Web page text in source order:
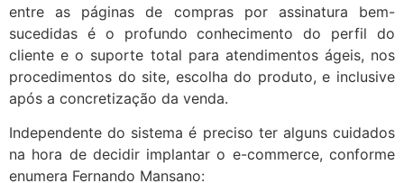
entre as páginas de compras por assinatura bem-
sucedidas é o profundo conhecimento do perfil do
cliente e o suporte total para atendimentos ágeis, nos
procedimentos do site, escolha do produto, e inclusive
após a concretização da venda.
Independente do sistema é preciso ter alguns cuidados
na hora de decidir implantar o e-commerce, conforme
enumera Fernando Mansano: